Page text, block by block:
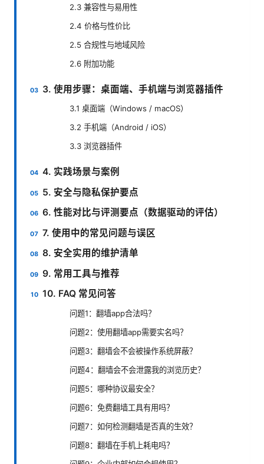
2.3 兼容性与易用性
2.4 价格与性价比
2.5 合规性与地域风险
2.6 附加功能
3. 使用步骤：桌面端、手机端与浏览器插件
3.1 桌面端（Windows / macOS）
3.2 手机端（Android / iOS）
3.3 浏览器插件
4. 实践场景与案例
5. 安全与隐私保护要点
6. 性能对比与评测要点（数据驱动的评估）
7. 使用中的常见问题与误区
8. 安全实用的维护清单
9. 常用工具与推荐
10. FAQ 常见问答
问题1：翻墙app合法吗？
问题2：使用翻墙app需要实名吗？
问题3：翻墙会不会被操作系统屏蔽？
问题4：翻墙会不会泄露我的浏览历史？
问题5：哪种协议最安全？
问题6：免费翻墙工具有用吗？
问题7：如何检测翻墙是否真的生效？
问题8：翻墙在手机上耗电吗？